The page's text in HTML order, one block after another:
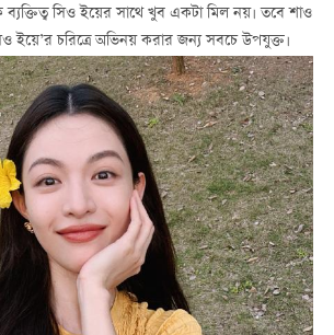
ব্যক্তিত্ব সিও ইয়ের সাথে খুব একটা মিল নয়। তবে শাও
ইয়ে’র চরিত্রে অভিনয় করার জন্য সবচে উপযুক্ত।